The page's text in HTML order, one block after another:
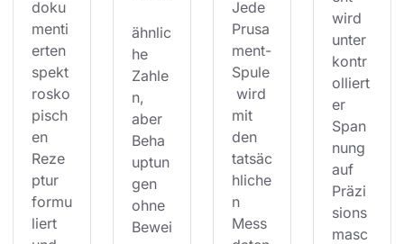
doku
menti
erten
spekt
rosko
pisch
en
Reze
ptur
formu
liert
ähnlic
he
Zahle
n,
aber
Beha
uptun
gen
ohne
Bewei
Jede
Prusa
ment-
Spule
wird
mit
den
tatsäc
hliche
n
Mess
wird
unter
kontr
olliert
er
Span
nung
auf
Präzi
sions
masc